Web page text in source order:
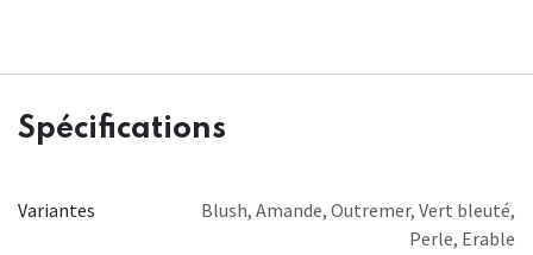
Spécifications
Variantes Blush, Amande, Outremer, Vert bleuté,
Perle, Erable